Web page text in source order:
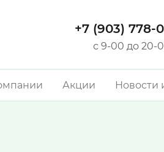
+7 (903) 778-
с 9-00 до 20-
Акции Новости